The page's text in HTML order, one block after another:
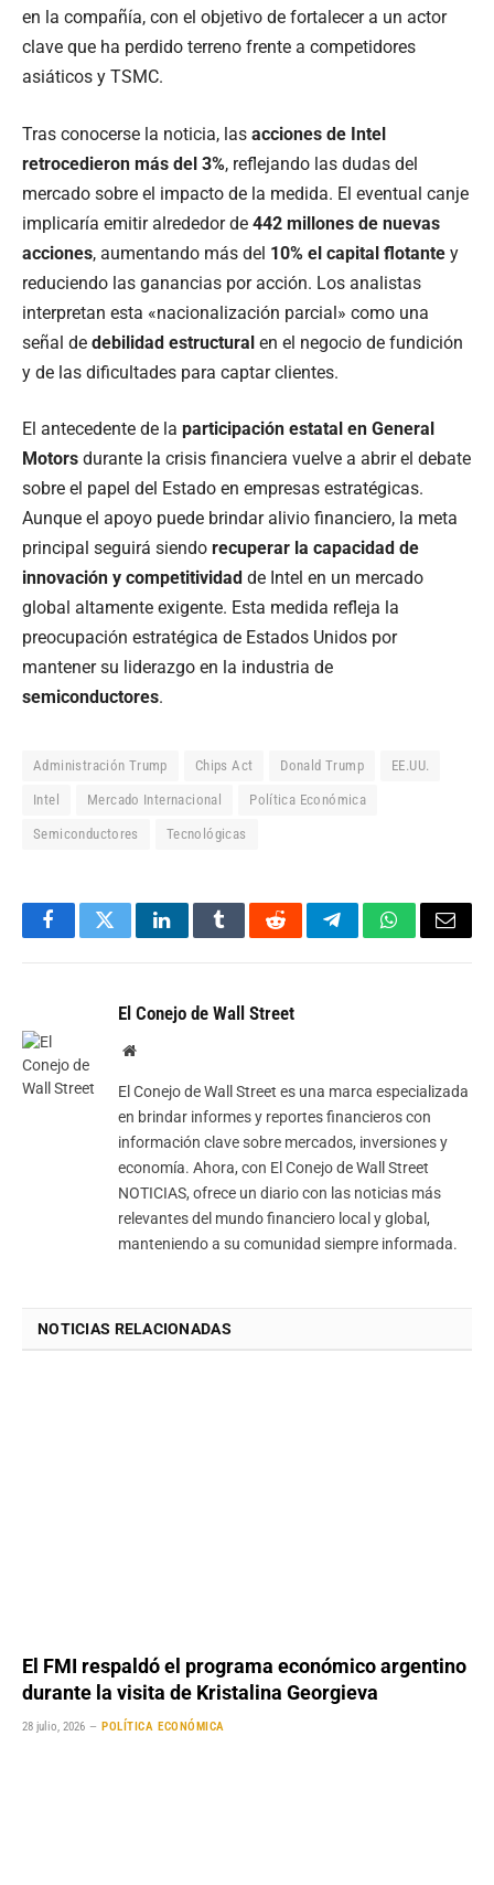
en la compañía, con el objetivo de fortalecer a un actor
clave que ha perdido terreno frente a competidores
asiáticos y TSMC.
Tras conocerse la noticia, las acciones de Intel
retrocedieron más del 3%, reflejando las dudas del
mercado sobre el impacto de la medida. El eventual canje
implicaría emitir alrededor de 442 millones de nuevas
acciones, aumentando más del 10% el capital flotante y
reduciendo las ganancias por acción. Los analistas
interpretan esta «nacionalización parcial» como una
señal de debilidad estructural en el negocio de fundición
y de las dificultades para captar clientes.
El antecedente de la participación estatal en General
Motors durante la crisis financiera vuelve a abrir el debate
sobre el papel del Estado en empresas estratégicas.
Aunque el apoyo puede brindar alivio financiero, la meta
principal seguirá siendo recuperar la capacidad de
innovación y competitividad de Intel en un mercado
global altamente exigente. Esta medida refleja la
preocupación estratégica de Estados Unidos por
mantener su liderazgo en la industria de
semiconductores.
Administración Trump Chips Act Donald Trump EE.UU.
Intel Mercado Internacional Política Económica
Semiconductores Tecnológicas
FacebookTwitterLinkedInTumblrRedditTelegramWhatsApp
Email
El Conejo de Wall Street
Website
El Conejo de Wall Street es una marca especializada
en brindar informes y reportes financieros con
información clave sobre mercados, inversiones y
economía. Ahora, con El Conejo de Wall Street
NOTICIAS, ofrece un diario con las noticias más
relevantes del mundo financiero local y global,
manteniendo a su comunidad siempre informada.
NOTICIAS RELACIONADAS
El FMI respaldó el programa económico argentino
durante la visita de Kristalina Georgieva
28 julio, 2026 POLÍTICA ECONÓMICA